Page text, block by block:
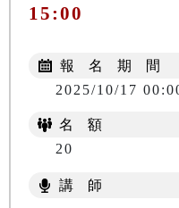
15:00
報 名 期 間
2025/10/17
名 額
20
講 師